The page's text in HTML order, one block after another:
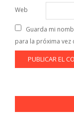
Web
Guarda mi
para la próxima vez